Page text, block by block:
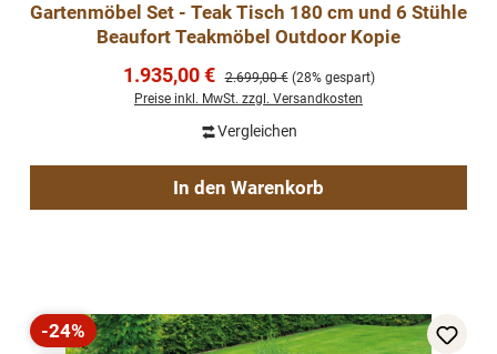
Gartenmöbel Set - Teak Tisch 180 cm und 6 Stühle
Beaufort Teakmöbel Outdoor Kopie
Verkaufspreis:
1.935,00 € Regulärer Preis:
2.699,00 € (28% gespart)
Preise inkl. MwSt. zzgl. Versandkosten
Vergleichen
In den Warenkorb
Rabatt
-24%